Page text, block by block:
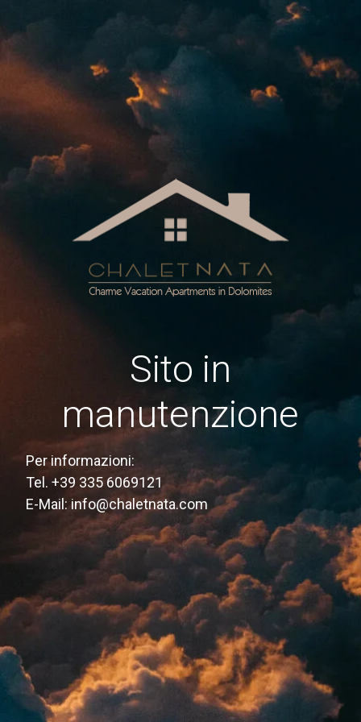
Sito in
manutenzione
Per informazioni:
Tel. +39 335 6069121
E-Mail:info@chaletnata.com